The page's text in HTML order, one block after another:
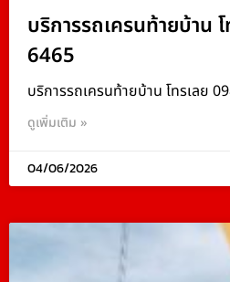
บริการรถเครนท้ายบ้าน
6465
บริการรถเครนท้ายบ้าน โทรเลย
ดูเพิ่มเติม »
04/06/2026